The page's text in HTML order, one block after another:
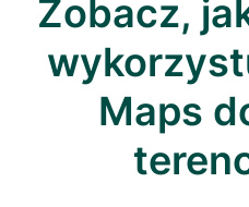
Zobacz,
Maps